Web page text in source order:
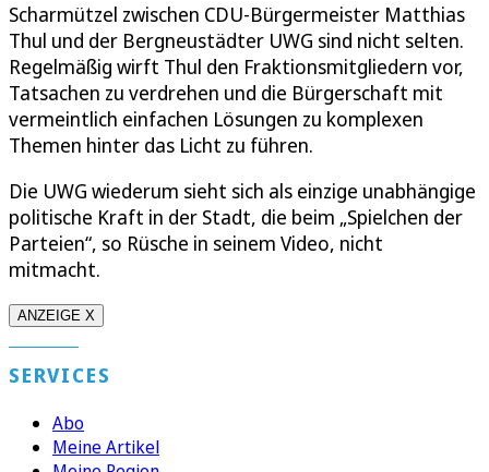
Scharmützel zwischen CDU-Bürgermeister Matthias
Thul und der Bergneustädter UWG sind nicht selten.
Regelmäßig wirft Thul den Fraktionsmitgliedern vor,
Tatsachen zu verdrehen und die Bürgerschaft mit
vermeintlich einfachen Lösungen zu komplexen
Themen hinter das Licht zu führen.
Die UWG wiederum sieht sich als einzige unabhängige
politische Kraft in der Stadt, die beim „Spielchen der
Parteien“, so Rüsche in seinem Video, nicht
mitmacht.
ANZEIGE X
SERVICES
Abo
Meine Artikel